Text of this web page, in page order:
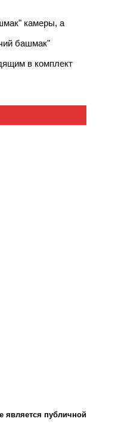
камеры, а
башмак"
в комплект
является публичной